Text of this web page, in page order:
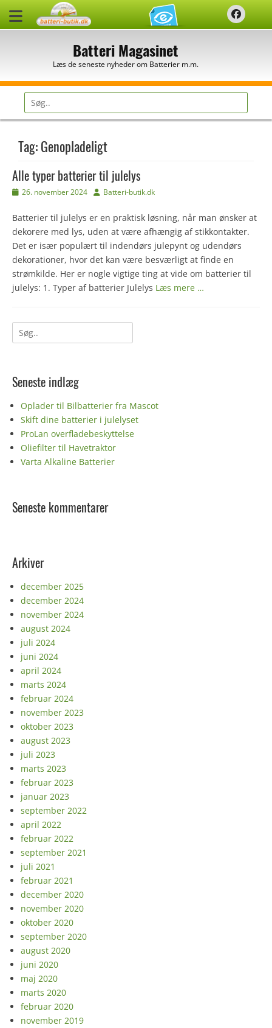
Batteri Magasinet
Læs de seneste nyheder om Batterier m.m.
Søg
efter:
Tag:Genopladeligt
Alle typer batterier til julelys
Udgivet
26. november 2024 Forfatter
Batteri-butik.dk
Batterier til julelys er en praktisk løsning, når man ønsker at
dekorere med lys, uden at være afhængig af stikkontakter.
Det er især populært til indendørs julepynt og udendørs
dekorationer, hvor det kan være besværligt at finde en
strømkilde. Her er nogle vigtige ting at vide om batterier til
julelys: 1. Typer af batterier Julelys Læs mere …
Søg
efter:
Seneste indlæg
Oplader til Bilbatterier fra Mascot
Skift dine batterier i julelyset
ProLan overfladebeskyttelse
Oliefilter til Havetraktor
Varta Alkaline Batterier
Seneste kommentarer
Arkiver
december 2025
december 2024
november 2024
august 2024
juli 2024
juni 2024
april 2024
marts 2024
februar 2024
november 2023
oktober 2023
august 2023
juli 2023
marts 2023
februar 2023
januar 2023
september 2022
april 2022
februar 2022
september 2021
juli 2021
februar 2021
december 2020
november 2020
oktober 2020
september 2020
august 2020
juni 2020
maj 2020
marts 2020
februar 2020
november 2019